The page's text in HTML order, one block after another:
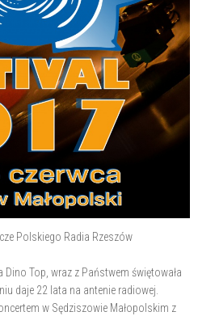
Polskiego Radia Rzeszów
Top, wraz z Państwem świętowała
daje 22 lata na antenie radiowej.
w Sędziszowie Małopolskim z